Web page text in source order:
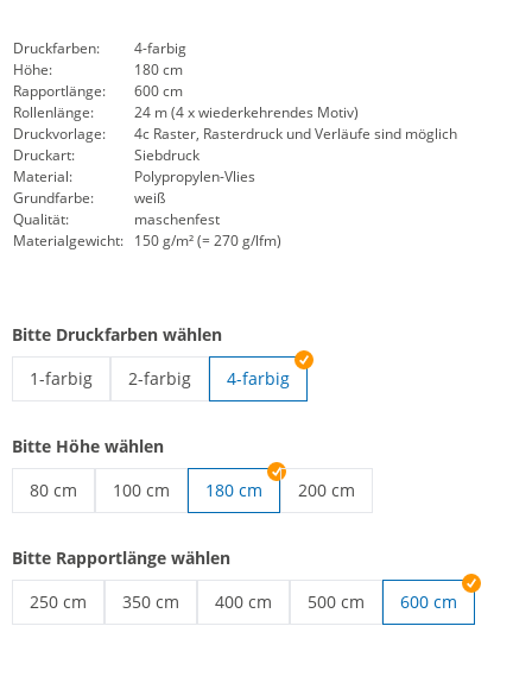
Druckfarben:
4-farbig
Höhe:
180 cm
Rapportlänge:
600 cm
Rollenlänge:
24 m (4 x wiederkehrendes Motiv)
Druckvorlage:
4c Raster, Rasterdruck und Verläufe sind möglich
Druckart:
Siebdruck
Material:
Polypropylen-Vlies
Grundfarbe:
weiß
Qualität:
maschenfest
Materialgewicht: 150 g/m² (= 270 g/lfm)
Bitte Druckfarben wählen
1-farbig
2-farbig
4-farbig
Bitte Höhe wählen
80 cm
100 cm
180 cm
200 cm
Bitte Rapportlänge wählen
250 cm
350 cm
400 cm
500 cm
600 cm